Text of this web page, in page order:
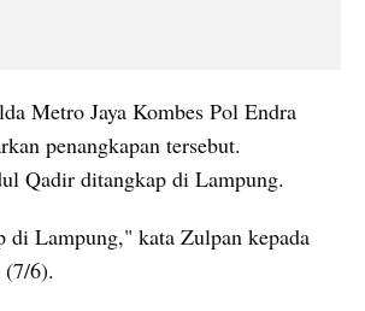
Metro Jaya Kombes Pol Endra
penangkapan tersebut.
Qadir ditangkap di Lampung.
di Lampung," kata Zulpan kepada
(7/6).